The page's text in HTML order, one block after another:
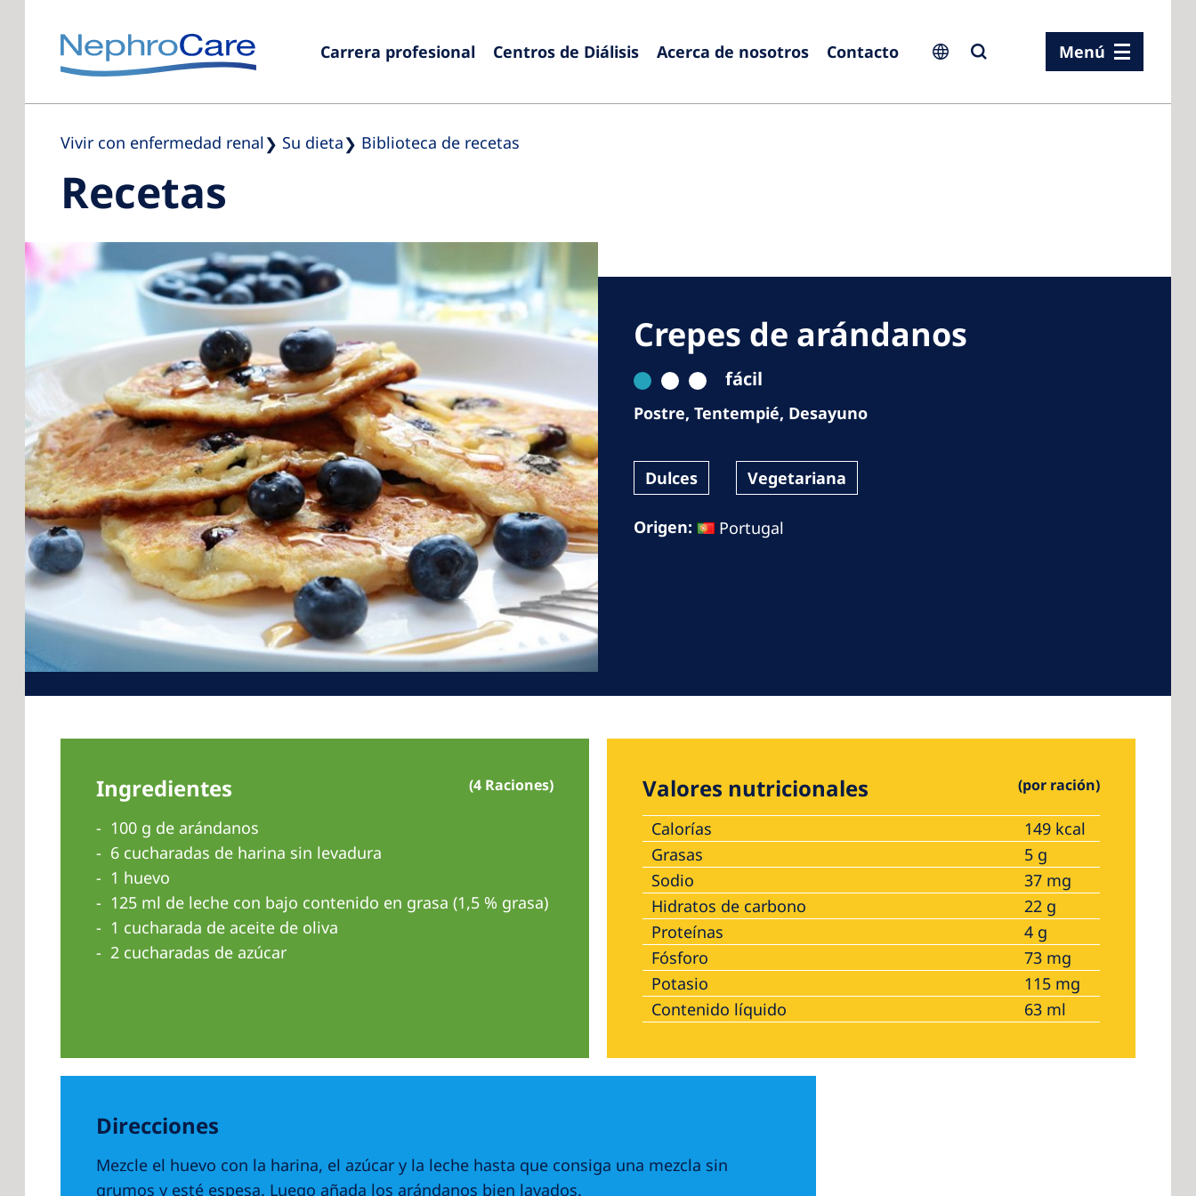
Carrera profesional Centros de Diálisis Acerca de nosotros Contacto
Europe
Israel
Italy
Netherlands
Poland
Portugal
Romania
Russia
Sweden
United Kingdom
Asia Pacific
Asia Pacific
Australia
Philippines
North America
United States of
NephroCare International
Menú
Vivir con enfermedad renal Su dieta Biblioteca de recetas
Recetas
Crepes de arándanos
fácil
Postre, Tentempié, Desayuno
Dulces Vegetariana
Origen: Portugal
Ingredientes (4 Raciones)
100 g de arándanos
6 cucharadas de harina sin levadura
1 huevo
125 ml de leche con bajo contenido en grasa (1,5 % grasa)
1 cucharada de aceite de oliva
2 cucharadas de azúcar
Valores nutricionales (por ración)
Calorías
149 kcal
Grasas
5 g
Sodio
37 mg
Hidratos de carbono
22 g
Proteínas
4 g
Fósforo
73 mg
Potasio
115 mg
Contenido líquido
63 ml
Direcciones
Mezcle el huevo con la harina, el azúcar y la leche hasta que consiga una mezcla sin
grumos y esté espesa. Luego añada los arándanos bien lavados.